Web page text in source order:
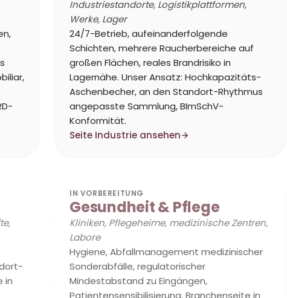
Industriestandorte, Logistikplattformen,
Werke, Lager
24/7-Betrieb, aufeinanderfolgende
Schichten, mehrere Raucherbereiche auf
großen Flächen, reales Brandrisiko in
Lagernähe. Unser Ansatz: Hochkapazitäts-
Aschenbecher, an den Standort-Rhythmus
angepasste Sammlung, BImSchV-
Konformität.
Seite Industrie ansehen
in
IN VORBEREITUNG
Gesundheit & Pflege
Kliniken, Pflegeheime, medizinische Zentren,
Labore
Hygiene, Abfallmanagement medizinischer
Sonderabfälle, regulatorischer
Mindestabstand zu Eingängen,
Patientensensibilisierung. Branchenseite in